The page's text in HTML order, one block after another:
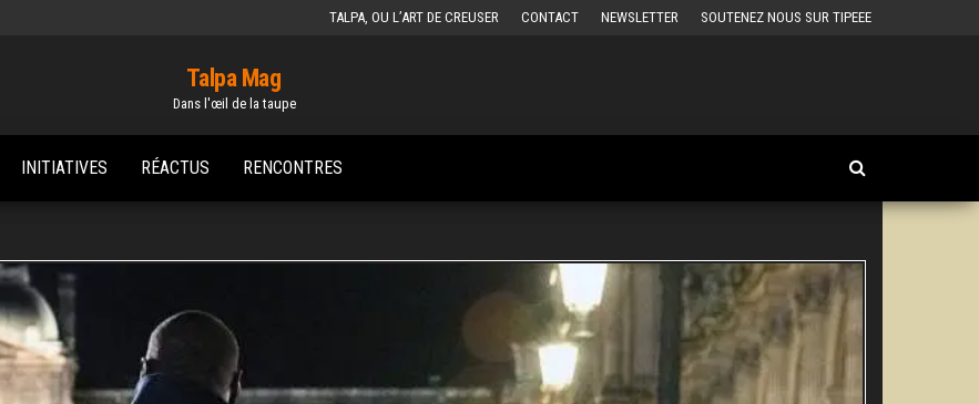
TALPA, OU L’ART DE CREUSER CONTACT NEWSLETTER SOUTENEZ NOUS SUR TIPEEE
Talpa Mag
Dans l'œil de la taupe
INITIATIVES RÉACTUS RENCONTRES